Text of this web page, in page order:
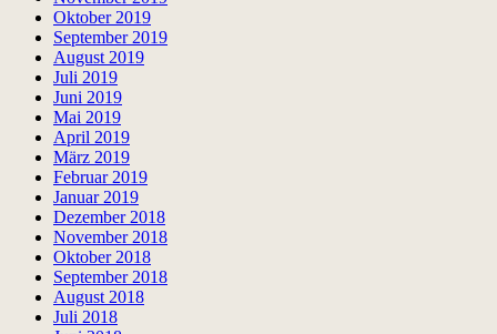
Oktober 2019
September 2019
August 2019
Juli 2019
Juni 2019
Mai 2019
April 2019
März 2019
Februar 2019
Januar 2019
Dezember 2018
November 2018
Oktober 2018
September 2018
August 2018
Juli 2018